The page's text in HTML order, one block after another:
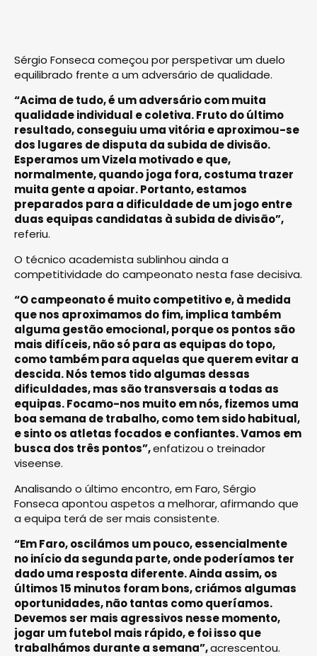
Sérgio Fonseca começou por perspetivar um duelo
equilibrado frente a um adversário de qualidade.
“Acima de tudo, é um adversário com muita
qualidade individual e coletiva. Fruto do último
resultado, conseguiu uma vitória e aproximou-se
dos lugares de disputa da subida de divisão.
Esperamos um Vizela motivado e que,
normalmente, quando joga fora, costuma trazer
muita gente a apoiar. Portanto, estamos
preparados para a dificuldade de um jogo entre
duas equipas candidatas à subida de divisão”,
referiu.
O técnico academista sublinhou ainda a
competitividade do campeonato nesta fase decisiva.
“O campeonato é muito competitivo e, à medida
que nos aproximamos do fim, implica também
alguma gestão emocional, porque os pontos são
mais difíceis, não só para as equipas do topo,
como também para aquelas que querem evitar a
descida. Nós temos tido algumas dessas
dificuldades, mas são transversais a todas as
equipas. Focamo-nos muito em nós, fizemos uma
boa semana de trabalho, como tem sido habitual,
e sinto os atletas focados e confiantes. Vamos em
busca dos três pontos”,enfatizou o treinador
viseense.
Analisando o último encontro, em Faro, Sérgio
Fonseca apontou aspetos a melhorar, afirmando que
a equipa terá de ser mais consistente.
“Em Faro, oscilámos um pouco, essencialmente
no início da segunda parte, onde poderíamos ter
dado uma resposta diferente. Ainda assim, os
últimos 15 minutos foram bons, criámos algumas
oportunidades, não tantas como queríamos.
Devemos ser mais agressivos nesse momento,
jogar um futebol mais rápido, e foi isso que
trabalhámos durante a semana”,acrescentou.